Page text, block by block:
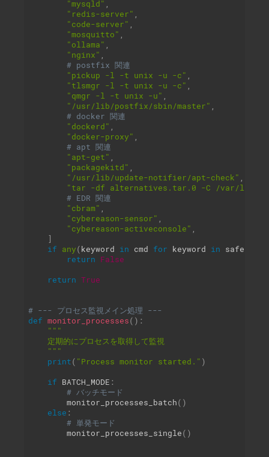
"mysqld"
"redis-server"
"code-server"
"mosquitto"
"ollama"
"nginx"
# postfix 関連
"pickup -l -t unix -u -c"
"tlsmgr -l -t unix -u -c"
"qmgr -l -t unix -u"
"/usr/lib/postfix/sbin/master"
# docker 関連
"dockerd"
"docker-proxy"
# apt 関連
"apt-get"
"packagekitd"
"/usr/lib/update-notifier/apt-check"
"tar -df alternatives.tar.0 -C /var/lib/
# EDR 関連
"cbram"
"cybereason-sensor"
"cybereason-activeconsole"
]
if any(keyword in cmd for keyword in
return False
return True
# --- プロセス監視メイン処理 ---
def monitor_processes( ) :
"""
    定期的にプロセスを取得して監視
    """
print( "Process monitor started." )
if BATCH_MODE :
# バッチモード
        monitor_processes_batch
( )
else :
# 単発モード
        monitor_processes_single
( )